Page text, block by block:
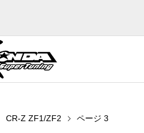
CR-Z ZF1/ZF2 ページ 3